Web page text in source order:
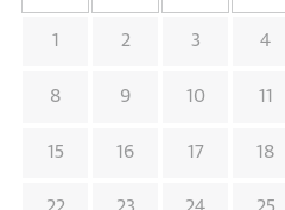
1 2 3 4
8 9 10 11
15 16 17 18